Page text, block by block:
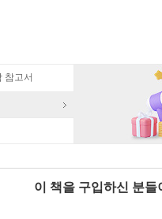
참고서
이 책을 구입하신 분